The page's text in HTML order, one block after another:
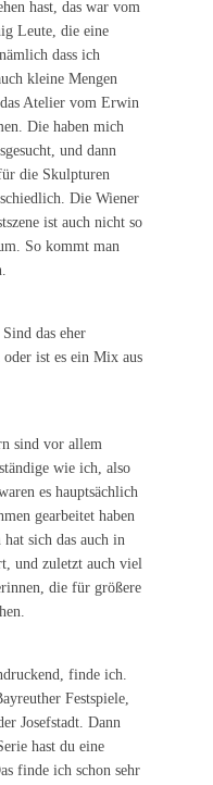
hast, das war vom
Leute, die eine
dass ich
kleine Mengen
Atelier vom Erwin
Die haben mich
und dann
die Skulpturen
Die Wiener
ist auch nicht so
So kommt man
das eher
ist es ein Mix aus
sind vor allem
wie ich, also
es hauptsächlich
gearbeitet haben
sich das auch in
und zuletzt auch viel
die für größere
finde ich.
Festspiele,
Josefstadt. Dann
hast du eine
finde ich schon sehr